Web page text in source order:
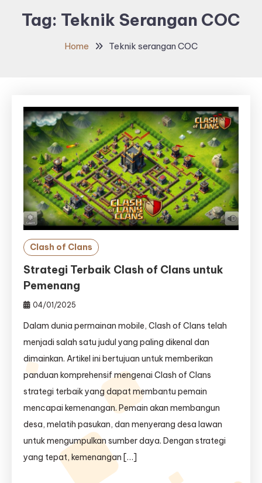
Tag: Teknik Serangan COC
Home Teknik serangan COC
Clash of Clans
Strategi Terbaik Clash of Clans untuk
Pemenang
04/01/2025
Dalam dunia permainan mobile, Clash of Clans telah
menjadi salah satu judul yang paling dikenal dan
dimainkan. Artikel ini bertujuan untuk memberikan
panduan komprehensif mengenai Clash of Clans
strategi terbaik yang dapat membantu pemain
mencapai kemenangan. Pemain akan membangun
desa, melatih pasukan, dan menyerang desa lawan
untuk mengumpulkan sumber daya. Dengan strategi
yang tepat, kemenangan […]